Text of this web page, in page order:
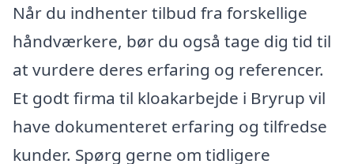
Når du indhenter tilbud fra forskellige
håndværkere, bør du også tage dig tid til
at vurdere deres erfaring og referencer.
Et godt firma til kloakarbejde i Bryrup vil
have dokumenteret erfaring og tilfredse
kunder. Spørg gerne om tidligere